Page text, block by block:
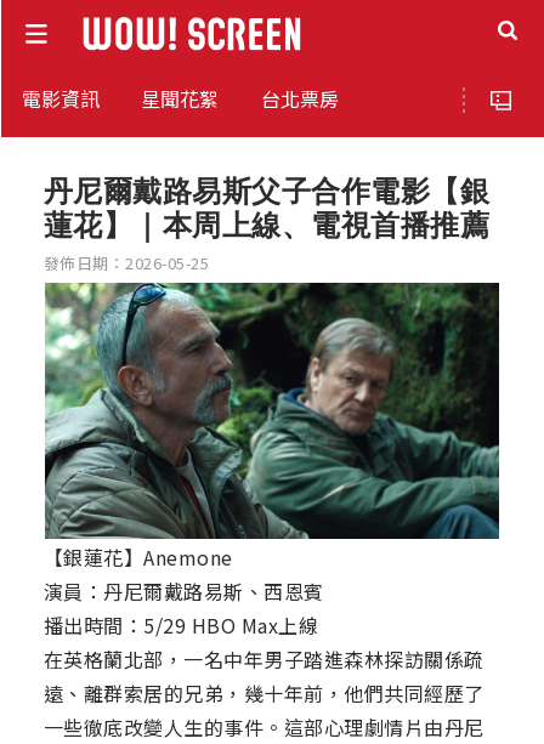
電影資訊 星聞花絮 台北票房
丹尼爾戴路易斯父子合作電影【銀
蓮花】｜本周上線、電視首播推薦
發佈日期：2026-05-25
【銀蓮花】Anemone
演員：丹尼爾戴路易斯、西恩賓
播出時間：5/29 HBO Max上線
在英格蘭北部，一名中年男子踏進森林探訪關係疏
遠、離群索居的兄弟，幾十年前，他們共同經歷了
一些徹底改變人生的事件。這部心理劇情片由丹尼